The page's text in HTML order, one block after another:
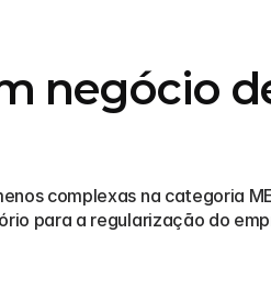
negócio
complexas na categoria
para a regularização do